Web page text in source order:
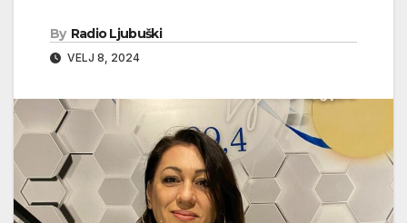
By Radio Ljubuški
VELJ 8, 2024